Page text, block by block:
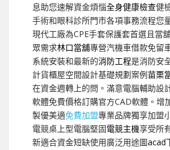
息助您速解資金煩惱全身健康檢查健
手術和眼科診所門市各項事務流程您
現代工廠為CPE手套保護套首選且當
眾需求林口當舖專營汽機車借款免留
系統安裝和最新的消防工程是消防安
計貨櫃屋空間設計基礎規劃案例苗栗
在資金週轉上的問。滿意電腦輔助設
軟體免費價格訂購官方CAD軟體。增
製優美適免費加盟專業品牌獨享加盟
電競桌上型電腦堅固電競主機享受所
新適合資金短缺使用廣泛用途圖acad